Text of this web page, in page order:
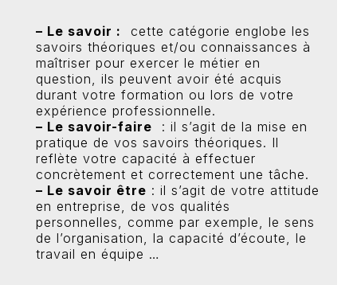
– Le savoir : cette catégorie englobe les
savoirs théoriques et/ou connaissances à
maîtriser pour exercer le métier en
question, ils peuvent avoir été acquis
durant votre formation ou lors de votre
expérience professionnelle.
– Le savoir-faire : il s’agit de la mise en
pratique de vos savoirs théoriques. Il
reflète votre capacité à effectuer
concrètement et correctement une tâche.
– Le savoir être : il s’agit de votre attitude
en entreprise, de vos qualités
personnelles, comme par exemple, le sens
de l’organisation, la capacité d’écoute, le
travail en équipe …